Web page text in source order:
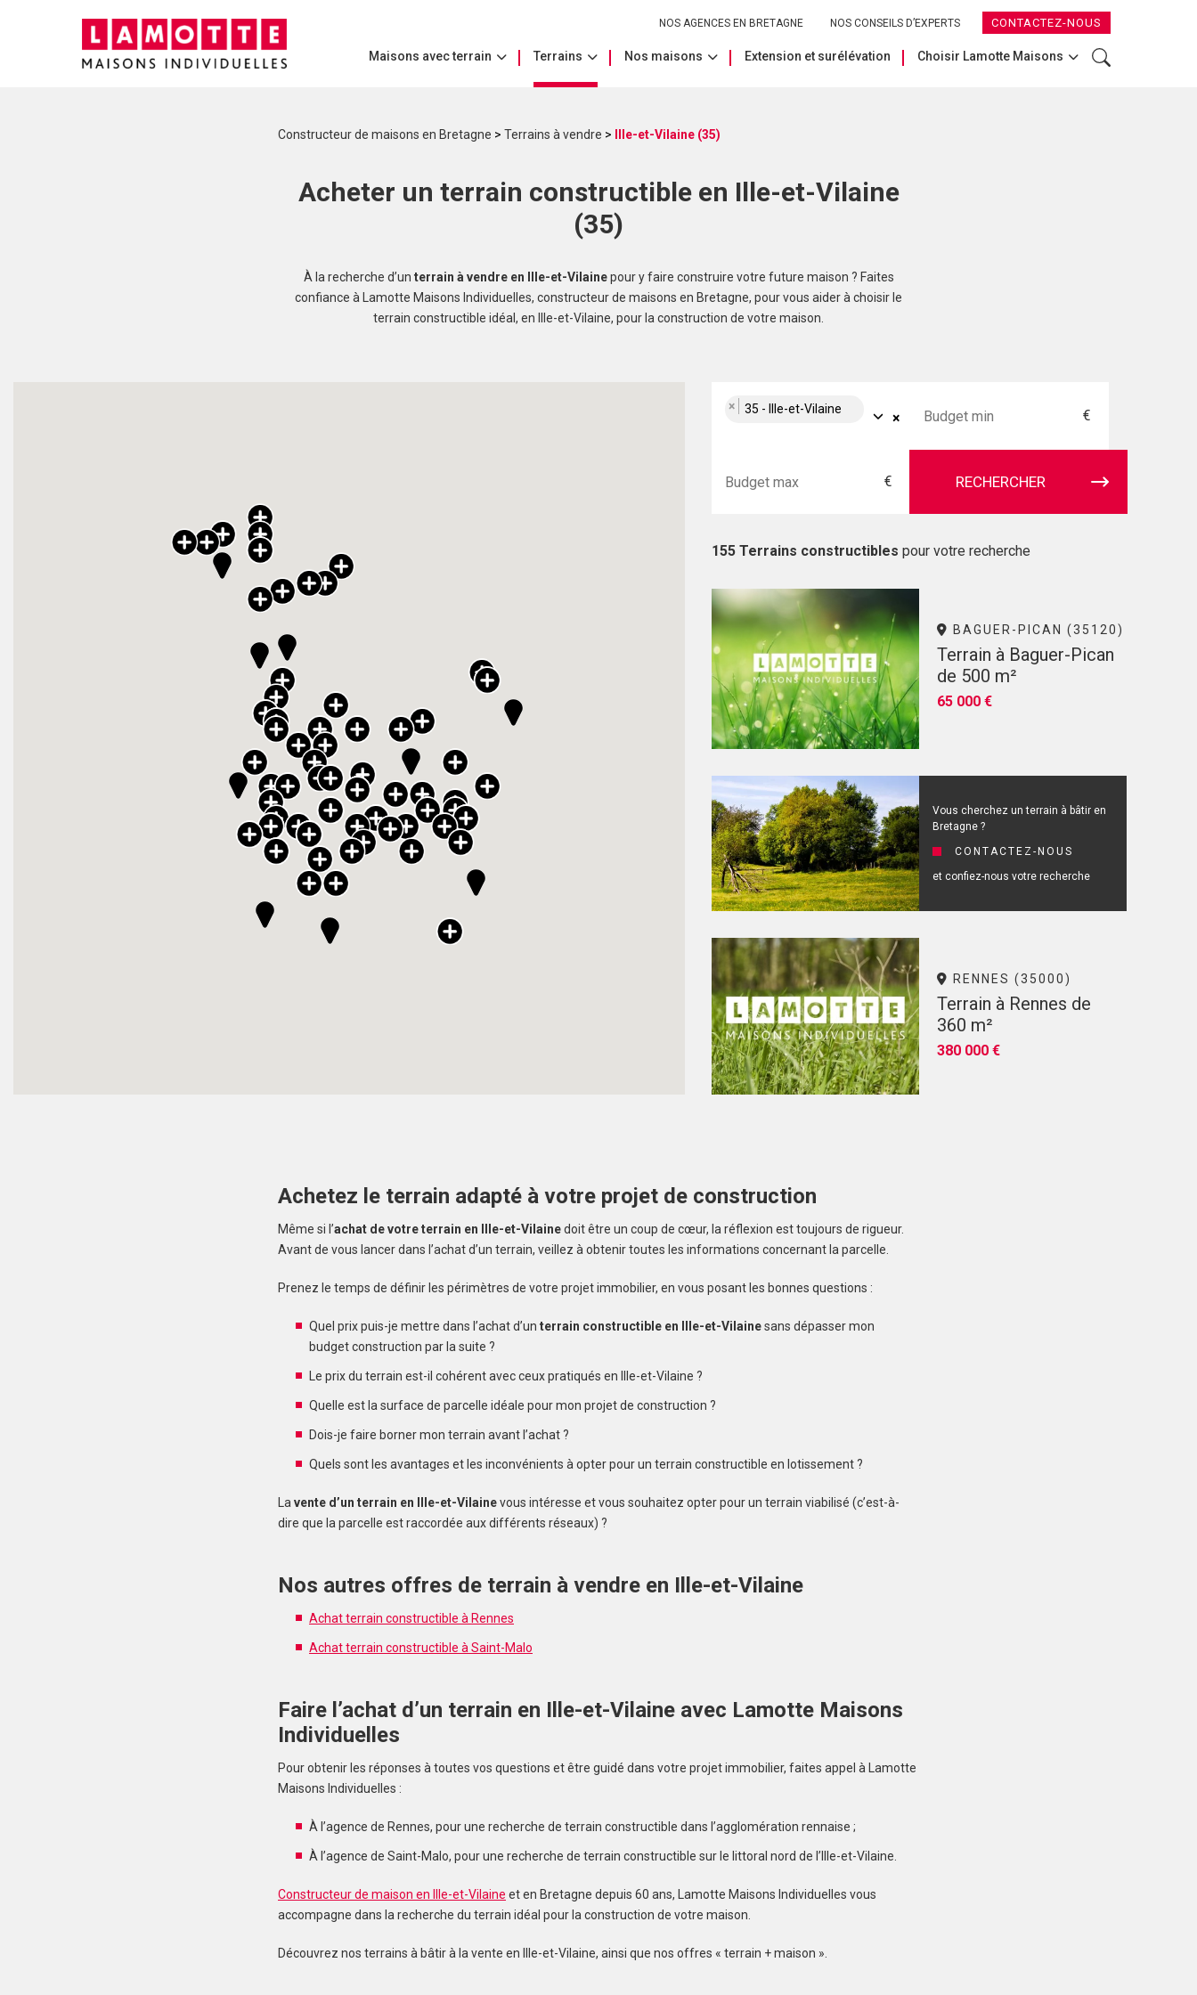
NOS AGENCES EN BRETAGNE NOS CONSEILS D’EXPERTS CONTACTEZ-NOUS
Maisons avec terrain Terrains Nos maisons Extension et surélévation Choisir Lamotte Maisons
Constructeur de maisons en Bretagne > Terrains à vendre > Ille-et-Vilaine (35)
Acheter un terrain constructible en Ille-et-Vilaine
(35)
À la recherche d’un terrain à vendre en Ille-et-Vilainepour y faire construire votre future maison ? Faites
confiance à Lamotte Maisons Individuelles, constructeur de maisons en Bretagne, pour vous aider à choisir le
terrain constructible idéal, en Ille-et-Vilaine, pour la construction de votre maison.
×
× 35 - Ille-et-Vilaine €
€ RECHERCHER
155 Terrains constructibles pour votre recherche
BAGUER-PICAN (35120)
Terrain à Baguer-Pican
de 500 m²
65 000 €
Vous cherchez un terrain à bâtir en
Bretagne ?
CONTACTEZ-NOUS
et confiez-nous votre recherche
RENNES (35000)
Terrain à Rennes de
360 m²
380 000 €
alerte et ne manquez aucun bien correspondant à votre
Achetez le terrain adapté à votre projet de construction
Même si l’achat de votre terrain en Ille-et-Vilainedoit être un coup de cœur, la réflexion est toujours de rigueur.
Avant de vous lancer dans l’achat d’un terrain, veillez à obtenir toutes les informations concernant la parcelle.
Prenez le temps de définir les périmètres de votre projet immobilier, en vous posant les bonnes questions :
Quel prix puis-je mettre dans l’achat d’un terrain constructible en Ille-et-Vilainesans dépasser mon
budget construction par la suite ?
Le prix du terrain est-il cohérent avec ceux pratiqués en Ille-et-Vilaine ?
Quelle est la surface de parcelle idéale pour mon projet de construction ?
Dois-je faire borner mon terrain avant l’achat ?
Quels sont les avantages et les inconvénients à opter pour un terrain constructible en lotissement ?
La vente d’un terrain en Ille-et-Vilainevous intéresse et vous souhaitez opter pour un terrain viabilisé (c’est-à-
dire que la parcelle est raccordée aux différents réseaux) ?
Nos autres offres de terrain à vendre en Ille-et-Vilaine
Achat terrain constructible à Rennes
Achat terrain constructible à Saint-Malo
Faire l’achat d’un terrain en Ille-et-Vilaine avec Lamotte Maisons
Individuelles
Pour obtenir les réponses à toutes vos questions et être guidé dans votre projet immobilier, faites appel à Lamotte
Maisons Individuelles :
À l’agence de Rennes, pour une recherche de terrain constructible dans l’agglomération rennaise ;
À l’agence de Saint-Malo, pour une recherche de terrain constructible sur le littoral nord de l’Ille-et-Vilaine.
Constructeur de maison en Ille-et-Vilaine et en Bretagne depuis 60 ans, Lamotte Maisons Individuelles vous
accompagne dans la recherche du terrain idéal pour la construction de votre maison.
Découvrez nos terrains à bâtir à la vente en Ille-et-Vilaine, ainsi que nos offres « terrain + maison ».